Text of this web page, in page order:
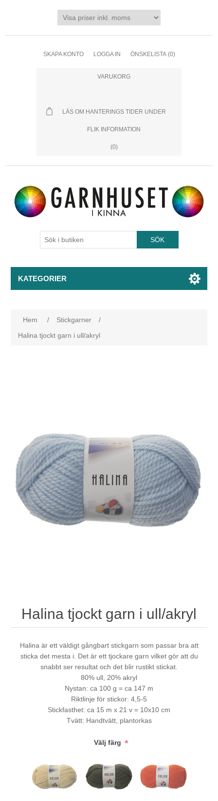
SKAPA KONTO LOGGA IN ÖNSKELISTA (0)
VARUKORG
LÄS OM HANTERINGS TIDER UNDER
FLIK INFORMATION
(0)
KATEGORIER
Hem / Stickgarner
/
Halina tjockt garn i ull/akryl
Halina tjockt garn i ull/akryl
Halina är ett väldigt gångbart stickgarn som passar bra att
sticka det mesta i. Det är ett tjockare garn vilket gör att du
snabbt ser resultat och det blir rustikt stickat.
80% ull, 20% akryl
Nystan: ca 100 g = ca 147 m
Riktlinje för stickor: 4,5-5
Stickfasthet: ca 15 m x 21 v = 10x10 cm
Tvätt: Handtvätt, plantorkas
Välj färg *